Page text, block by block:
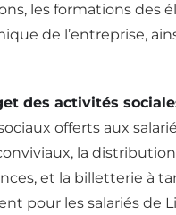
les formations des
de l’entreprise,
des activités
offerts aux
la
et la billetterie à
pour les salariés de